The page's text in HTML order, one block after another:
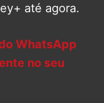
até agora.
WhatsApp
no seu